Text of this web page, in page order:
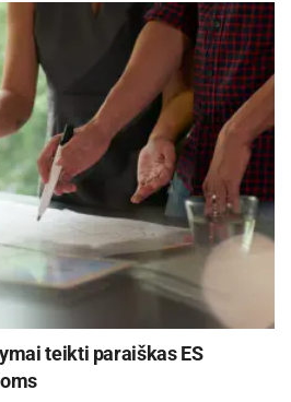
teikti paraiškas ES